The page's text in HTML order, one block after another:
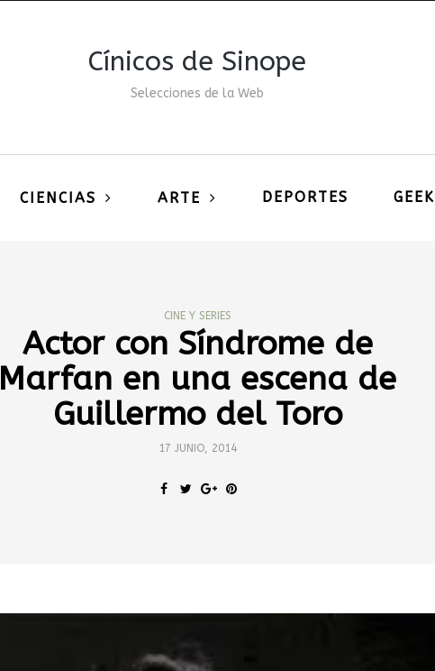
Cínicos de Sinope
Selecciones de la Web
CIENCIAS ARTE DEPORTES GEEK
CINE Y SERIES
Actor con Síndrome de
Marfan en una escena de
Guillermo del Toro
17 JUNIO, 2014